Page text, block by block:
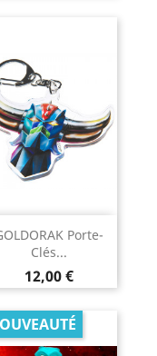
Porte-
Clés...
Prix
12,00 €